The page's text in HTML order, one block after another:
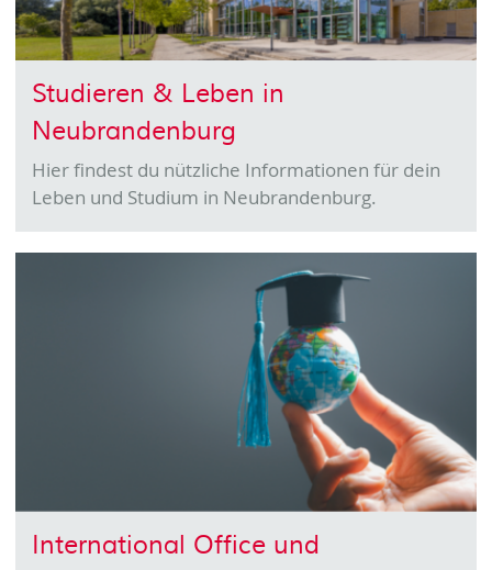
Studieren & Leben in
Neubrandenburg
Hier findest du nützliche Informationen für dein
Leben und Studium in Neubrandenburg.
International Office und